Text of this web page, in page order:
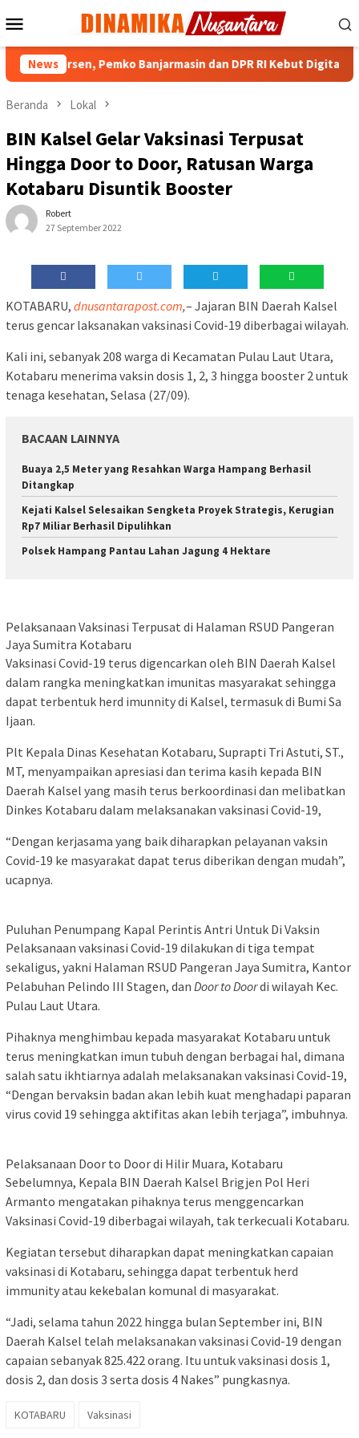
ke
Mobile
News
90 Persen, Pemko Banjarmasin dan DPR RI Kebut Digitalisasi
Beranda Lokal
BIN Kalsel Gelar Vaksinasi Terpusat
Hingga Door to Door, Ratusan Warga
Kotabaru Disuntik Booster
Robert
27 September 2022
KOTABARU, dnusantarapost.com,– Jajaran BlN Daerah Kalsel
terus gencar laksanakan vaksinasi Covid-19 diberbagai wilayah.
Kali ini, sebanyak 208 warga di Kecamatan Pulau Laut Utara,
Kotabaru menerima vaksin dosis 1, 2, 3 hingga booster 2 untuk
tenaga kesehatan, Selasa (27/09).
BACAAN LAINNYA
Buaya 2,5 Meter yang Resahkan Warga Hampang Berhasil
Ditangkap
Kejati Kalsel Selesaikan Sengketa Proyek Strategis, Kerugian
Rp7 Miliar Berhasil Dipulihkan
Polsek Hampang Pantau Lahan Jagung 4 Hektare
Pelaksanaan Vaksinasi Terpusat di Halaman RSUD Pangeran
Jaya Sumitra Kotabaru
Vaksinasi Covid-19 terus digencarkan oleh BIN Daerah Kalsel
dalam rangka meningkatkan imunitas masyarakat sehingga
dapat terbentuk herd imunnity di Kalsel, termasuk di Bumi Sa
Ijaan.
Plt Kepala Dinas Kesehatan Kotabaru, Suprapti Tri Astuti, ST.,
MT, menyampaikan apresiasi dan terima kasih kepada BIN
Daerah Kalsel yang masih terus berkoordinasi dan melibatkan
Dinkes Kotabaru dalam melaksanakan vaksinasi Covid-19,
“Dengan kerjasama yang baik diharapkan pelayanan vaksin
Covid-19 ke masyarakat dapat terus diberikan dengan mudah”,
ucapnya.
Puluhan Penumpang Kapal Perintis Antri Untuk Di Vaksin
Pelaksanaan vaksinasi Covid-19 dilakukan di tiga tempat
sekaligus, yakni Halaman RSUD Pangeran Jaya Sumitra, Kantor
Pelabuhan Pelindo III Stagen, dan Door to Doordi wilayah Kec.
Pulau Laut Utara.
Pihaknya menghimbau kepada masyarakat Kotabaru untuk
terus meningkatkan imun tubuh dengan berbagai hal, dimana
salah satu ikhtiarnya adalah melaksanakan vaksinasi Covid-19,
“Dengan bervaksin badan akan lebih kuat menghadapi paparan
virus covid 19 sehingga aktifitas akan lebih terjaga”, imbuhnya.
Pelaksanaan Door to Door di Hilir Muara, Kotabaru
Sebelumnya, Kepala BIN Daerah Kalsel Brigjen Pol Heri
Armanto mengatakan pihaknya terus menggencarkan
Vaksinasi Covid-19 diberbagai wilayah, tak terkecuali Kotabaru.
Kegiatan tersebut diharapkan dapat meningkatkan capaian
vaksinasi di Kotabaru, sehingga dapat terbentuk herd
immunity atau kekebalan komunal di masyarakat.
“Jadi, selama tahun 2022 hingga bulan September ini, BIN
Daerah Kalsel telah melaksanakan vaksinasi Covid-19 dengan
capaian sebanyak 825.422 orang. Itu untuk vaksinasi dosis 1,
dosis 2, dan dosis 3 serta dosis 4 Nakes” pungkasnya.
KOTABARU Vaksinasi